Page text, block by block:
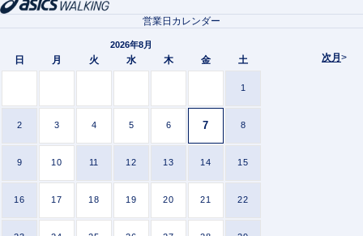
次月>
営業日カレンダー
2026年8月
日 月 火 水 木 金 土
1
2 3 4 5 6 7 8
9 10 11 12 13 14 15
16 17 18 19 20 21 22